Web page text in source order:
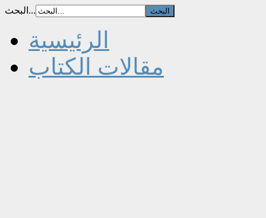
البحث...
الرئيسية
مقالات الكتاب